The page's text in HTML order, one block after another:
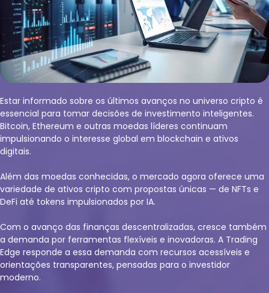
Estar informado sobre os últimos avanços no universo cripto é
essencial para tomar decisões de investimento inteligentes.
Bitcoin, Ethereum e outras moedas líderes continuam
impulsionando o interesse global em blockchain e ativos
digitais.
Além das moedas conhecidas, o mercado agora oferece uma
variedade de ativos cripto com propostas únicas — de NFTs e
DeFi até tokens impulsionados por IA.
Com o avanço das finanças descentralizadas, cresce também
a demanda por ferramentas flexíveis e inovadoras. A Trading
Edge responde a essa demanda com recursos acessíveis e
orientações transparentes, pensadas para o investidor
moderno.